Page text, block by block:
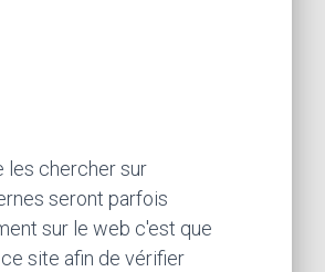
les chercher sur
seront parfois
sur le web c'est que
site afin de vérifier